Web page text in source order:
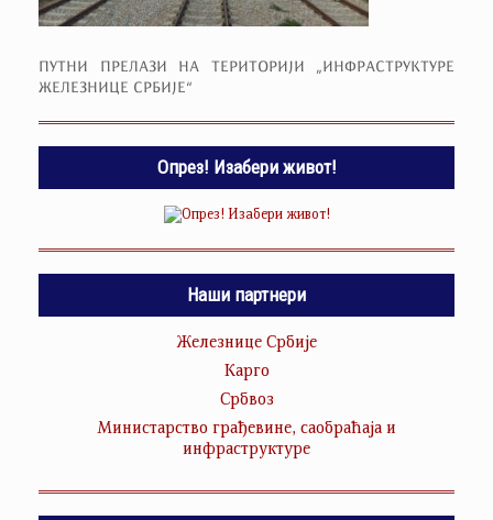
ПУТНИ ПРЕЛАЗИ НА ТЕРИТОРИЈИ „ИНФРАСТРУКТУРЕ
ЖЕЛЕЗНИЦЕ СРБИЈЕ“
Опрез! Изабери живот!
Наши партнери
Железнице Србије
Карго
Србвоз
Министарство грађевине, саобраћаја и
инфраструктуре